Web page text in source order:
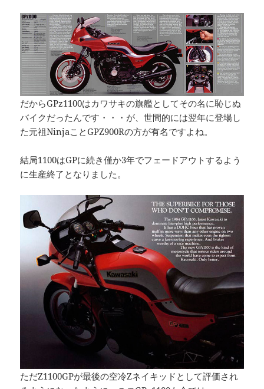
だからGPz1100はカワサキの旗艦としてその名に恥じぬ
バイクだったんです・・・が、世間的には翌年に登場し
た元祖NinjaことGPZ900Rの方が有名ですよね。
結局1100はGPに続き僅か3年でフェードアウトするよう
に生産終了となりました。
ただZ1100GPが最後の空冷Zネイキッドとして評価され